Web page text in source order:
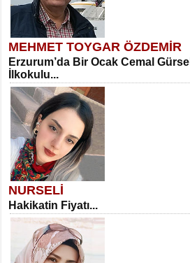
MEHMET TOYGAR ÖZDEMİR
Erzurum’da Bir Ocak Cemal Gürsel
İlkokulu...
NURSELİ
Hakikatin Fiyatı...